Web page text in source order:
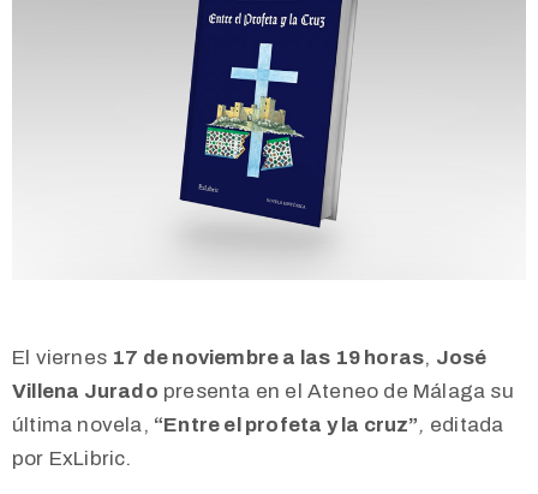
El viernes 17 de noviembre a las 19 horas, José
Villena Jurado presenta en el Ateneo de Málaga su
última novela, “Entre el profeta y la cruz”, editada
por ExLibric.